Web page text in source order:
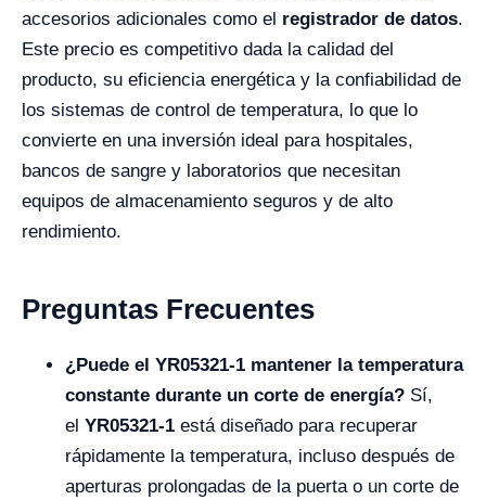
accesorios adicionales como el registrador de datos.
Este precio es competitivo dada la calidad del
producto, su eficiencia energética y la confiabilidad de
los sistemas de control de temperatura, lo que lo
convierte en una inversión ideal para hospitales,
bancos de sangre y laboratorios que necesitan
equipos de almacenamiento seguros y de alto
rendimiento.
Preguntas Frecuentes
¿Puede el YR05321-1 mantener la temperatura
constante durante un corte de energía? Sí,
el YR05321-1 está diseñado para recuperar
rápidamente la temperatura, incluso después de
aperturas prolongadas de la puerta o un corte de